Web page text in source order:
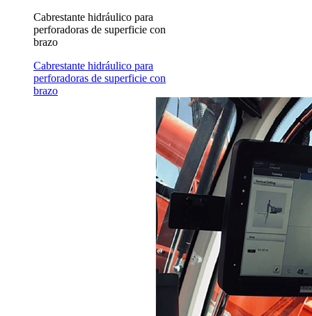
Cabrestante hidráulico para
perforadoras de superficie con
brazo
Cabrestante hidráulico para
perforadoras de superficie con
brazo